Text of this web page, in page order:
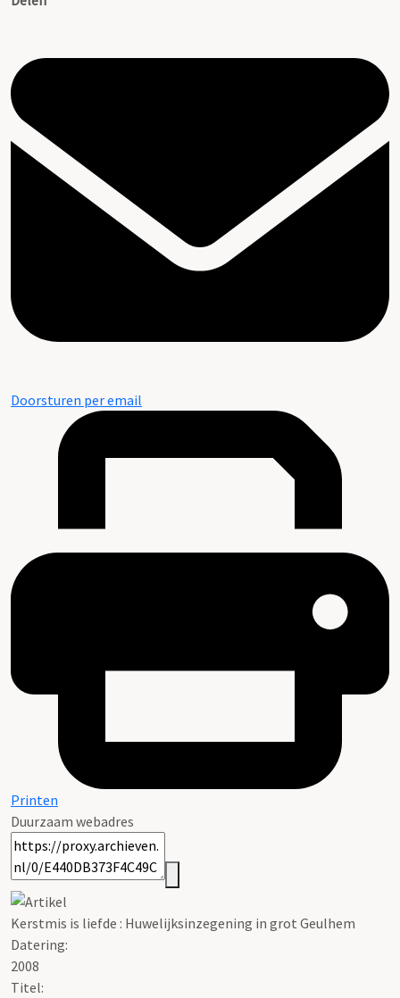
Doorsturen per email
Printen
Duurzaam webadres
Kerstmis is liefde : Huwelijksinzegening in grot Geulhem
Datering:
2008
Titel: